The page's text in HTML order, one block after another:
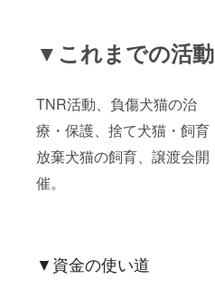
▼これまでの活動
TNR活動、負傷犬猫の治
療・保護、捨て犬猫・飼育
放棄犬猫の飼育、譲渡会開
催。
▼資金の使い道